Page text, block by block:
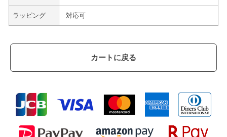
ラッピング 対応可
カートに戻る